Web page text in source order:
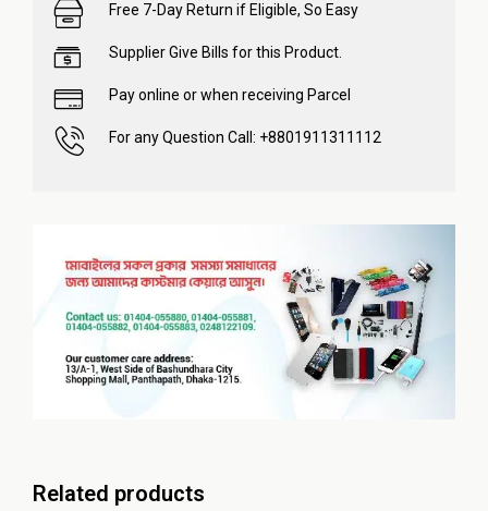
Free 7-Day Return if Eligible, So Easy
Supplier Give Bills for this Product.
Pay online or when receiving Parcel
For any Question Call: +8801911311112
Related products